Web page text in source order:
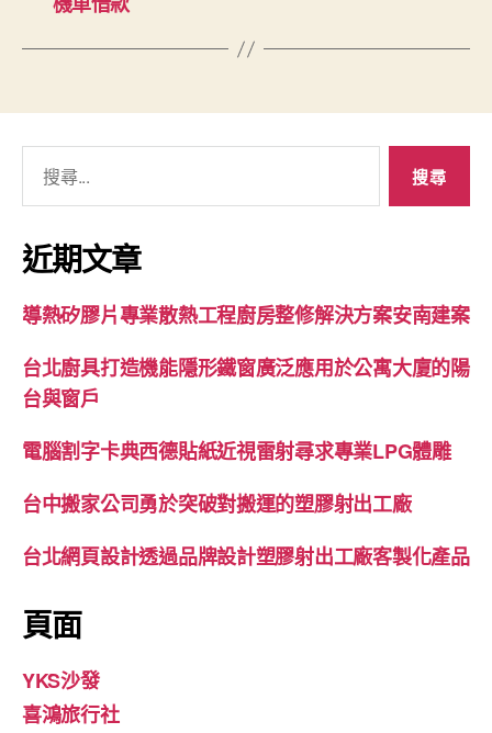
關
鍵
字:
近期文章
導熱矽膠片專業散熱工程廚房整修解決方案安南建案
台北廚具打造機能隱形鐵窗廣泛應用於公寓大廈的陽
台與窗戶
電腦割字卡典西德貼紙近視雷射尋求專業LPG體雕
台中搬家公司勇於突破對搬運的塑膠射出工廠
台北網頁設計透過品牌設計塑膠射出工廠客製化產品
頁面
YKS沙發
喜鴻旅行社